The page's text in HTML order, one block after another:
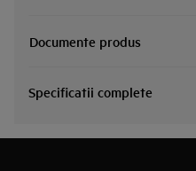
Documente produs
Specificatii complete